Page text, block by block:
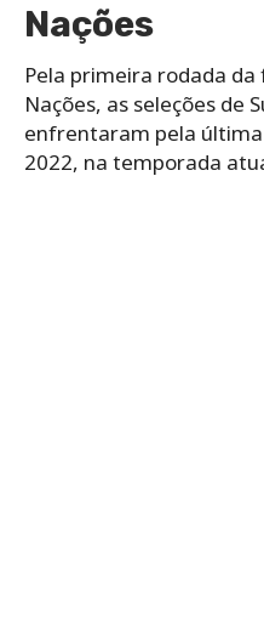
Nações
Pela primeira rodada da
Nações, as seleções de
enfrentaram pela
2022, na temporada